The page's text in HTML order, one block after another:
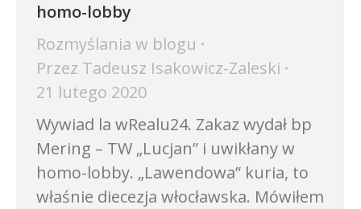
homo-lobby
Rozmyślania w blogu
Przez Tadeusz Isakowicz-Zaleski
21 lutego 2020
Wywiad la wRealu24. Zakaz wydał bp
Mering – TW „Lucjan” i uwikłany w
homo-lobby. „Lawendowa” kuria, to
właśnie diecezja włocławska. Mówiłem